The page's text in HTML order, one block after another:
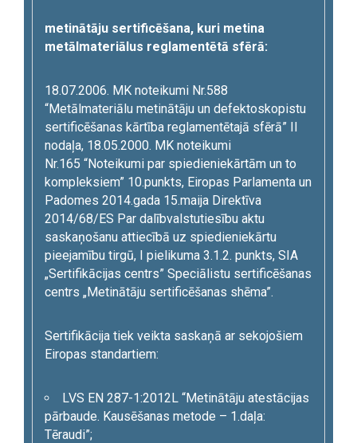
metinātāju sertificēšana, kuri metina
metālmateriālus reglamentētā sfērā:
18.07.2006. MK noteikumi Nr.588
“Metālmateriālu metinātāju un defektoskopistu
sertificēšanas kārtība reglamentētajā sfērā” II
nodaļa, 18.05.2000. MK noteikumi
Nr.165 “Noteikumi par spiedieniekārtām un to
kompleksiem” 10.punkts, Eiropas Parlamenta un
Padomes 2014.gada 15.maija Direktīva
2014/68/ES Par dalībvalstutiesību aktu
saskaņošanu attiecībā uz spiedieniekārtu
pieejamību tirgū, I pielikuma 3.1.2. punkts, SIA
„Sertifikācijas centrs” Speciālistu sertificēšanas
centrs „Metinātāju sertificēšanas shēma”.
Sertifikācija tiek veikta saskaņā ar sekojošiem
Eiropas standartiem:
LVS EN 287-1:2012L “Metinātāju atestācijas
pārbaude. Kausēšanas metode – 1.daļa:
Tēraudi”;